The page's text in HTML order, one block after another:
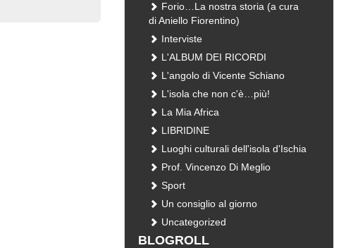
Forio…La nostra storia (a cura
di Aniello Fiorentino)
Interviste
L'ALBUM DEI RICORDI
L'angolo di Vicente Schiano
L'isola che non c'è…più!
La Mia Africa
LIBRIDINE
Luoghi culturali dell'isola d'Ischia
Prof. Vincenzo Di Meglio
Sport
Un consiglio al giorno
Uncategorized
BLOGROLL